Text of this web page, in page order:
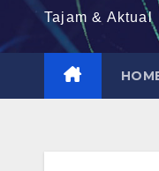
Tajam & Aktual